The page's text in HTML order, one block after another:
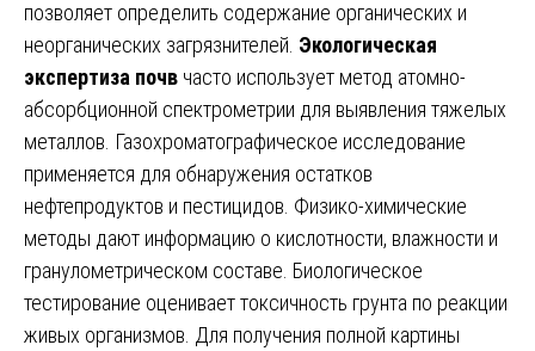
позволяет определить содержание органических и
неорганических загрязнителей. Экологическая
экспертиза почв часто использует метод атомно-
абсорбционной спектрометрии для выявления тяжелых
металлов. Газохроматографическое исследование
применяется для обнаружения остатков
нефтепродуктов и пестицидов. Физико-химические
методы дают информацию о кислотности, влажности и
гранулометрическом составе. Биологическое
тестирование оценивает токсичность грунта по реакции
живых организмов. Для получения полной картины